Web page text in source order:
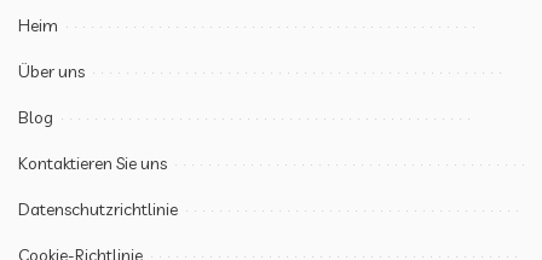
Heim
Über uns
Blog
Kontaktieren Sie uns
Datenschutzrichtlinie
Cookie-Richtlinie